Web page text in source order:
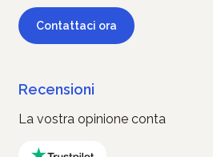
Contattaci ora
Recensioni
La vostra opinione conta